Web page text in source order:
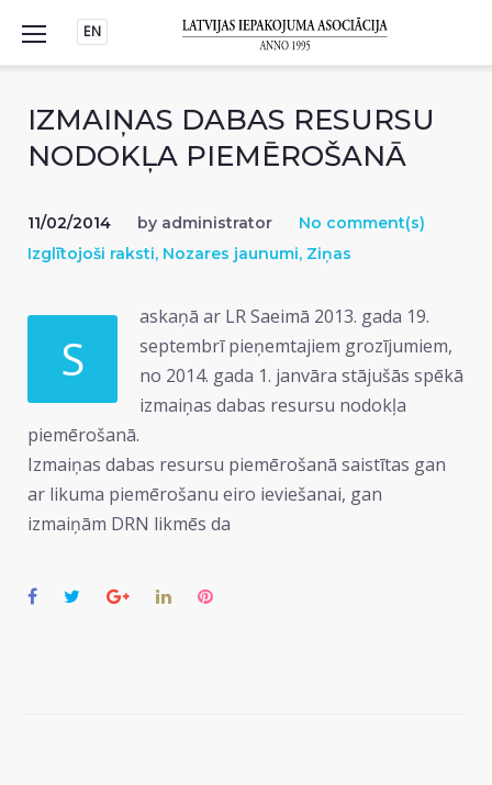
content
EN
IZMAIŅAS DABAS RESURSU
NODOKĻA PIEMĒROŠANĀ
11/02/2014 by administrator
No comment(s)
Izglītojoši raksti, Nozares jaunumi, Ziņas
S
askaņā ar LR Saeimā 2013. gada 19.
septembrī pieņemtajiem grozījumiem,
no 2014. gada 1. janvāra stājušās spēkā
izmaiņas dabas resursu nodokļa
piemērošanā.
Izmaiņas dabas resursu piemērošanā saistītas gan
ar likuma piemērošanu eiro ieviešanai, gan
izmaiņām DRN likmēs da
Facebook
TwitterGoogle+LinkedInPinterest